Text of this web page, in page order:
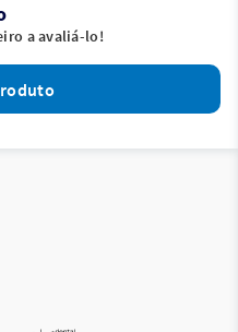
a avaliá-lo!